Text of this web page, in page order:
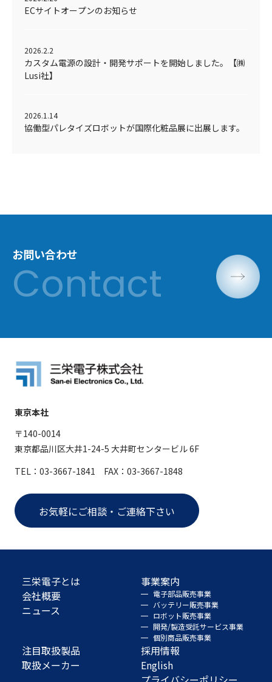
ECサイトオープンのお知らせ
2026.2.2
カスタム電源の設計・開発サポートを開始しました。【㈱
Lusi社】
2026.1.14
協働型パレタイズロボットが国際化粧品展に出展します。
お問い合わせ
東京本社
〒140-0014
東京都品川区大井1-24-5 大井町センタービル 6F
TEL：03-3667-1841 FAX：03-3667-1848
お気軽にご相談・ご連絡下さい
三栄電子とは
会社概要
ニュース
事業案内
電子部品販売事業
バッテリー販売事業
ロボット販売事業
開発/製造受託サービス事業
個別商品販売事業
注目取扱製品
取扱メーカー
採用情報
English